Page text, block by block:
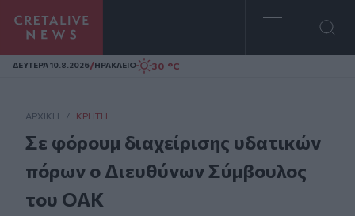
Homepage
ΔΕΥΤΕΡΑ 10.8.2026/ΗΡΑΚΛΕΙΟ 30 °C
ΑΡΧΙΚΗ / ΚΡΉΤΗ
Σε φόρουμ διαχείρισης υδατικών
πόρων ο Διευθύνων Σύμβουλος
του ΟΑΚ